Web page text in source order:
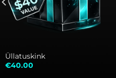
Üllatuskink
€40.00